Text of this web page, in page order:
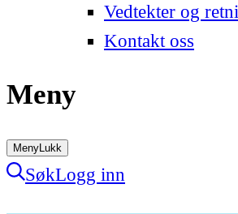
Vedtekter og
Kontakt oss
Meny
MenyLukk
SøkLogg inn